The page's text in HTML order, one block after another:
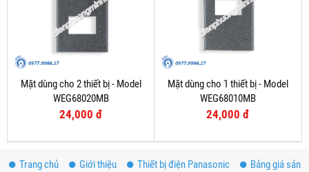
Mặt dùng cho 2 thiết bị - Model
WEG68020MB
24,000 đ
Mặt dùng cho 1 thiết bị - Model
WEG68010MB
24,000 đ
Trang chủ Giới thiệu Thiết bị điện Panasonic
Bảng giá sản